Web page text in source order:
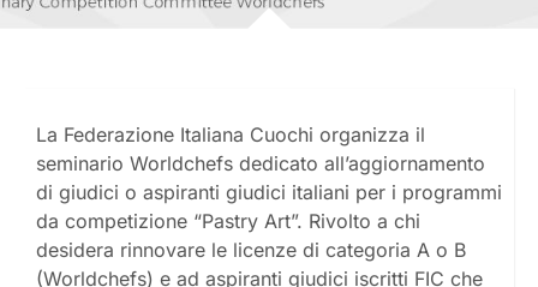
La Federazione Italiana Cuochi organizza il
seminario Worldchefs dedicato all’aggiornamento
di giudici o aspiranti giudici italiani per i programmi
da competizione “Pastry Art”. Rivolto a chi
desidera rinnovare le licenze di categoria A o B
(Worldchefs) e ad aspiranti giudici iscritti FIC che